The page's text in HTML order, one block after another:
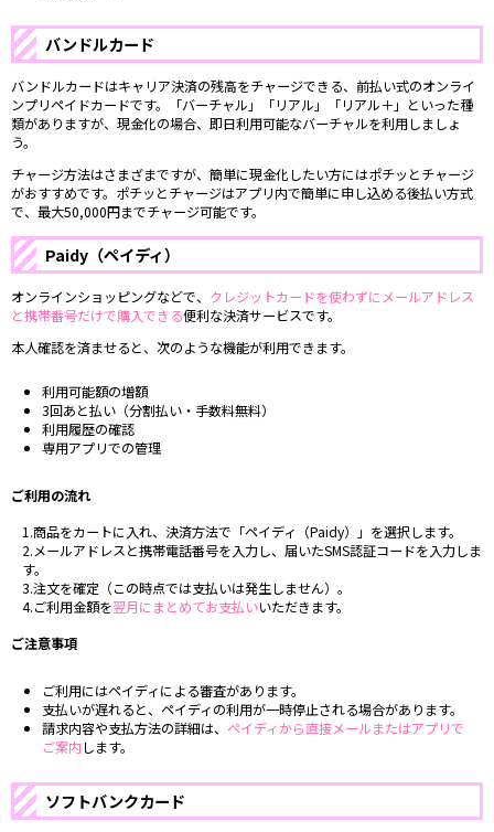
バンドルカード
バンドルカードはキャリア決済の残高をチャージできる、前払い式のオンライ
ンプリペイドカードです。「バーチャル」「リアル」「リアル＋」といった種
類がありますが、現金化の場合、即日利用可能なバーチャルを利用しましょ
う。
チャージ方法はさまざまですが、簡単に現金化したい方にはポチッとチャージ
がおすすめです。ポチッとチャージはアプリ内で簡単に申し込める後払い方式
で、最大50,000円までチャージ可能です。
Paidy（ペイディ）
オンラインショッピングなどで、 クレジットカードを使わずにメールアドレス
と携帯番号だけで購入できる便利な決済サービスです。
本人確認を済ませると、次のような機能が利用できます。
利用可能額の増額
3回あと払い（分割払い・手数料無料）
利用履歴の確認
専用アプリでの管理
ご利用の流れ
1.商品をカートに入れ、決済方法で「ペイディ（Paidy）」を選択します。
2.メールアドレスと携帯電話番号を入力し、届いたSMS認証コードを入力しま
す。
3.注文を確定（この時点では支払いは発生しません）。
4.ご利用金額を翌月にまとめてお支払いいただきます。
ご注意事項
ご利用にはペイディによる審査があります。
支払いが遅れると、ペイディの利用が一時停止される場合があります。
請求内容や支払方法の詳細は、 ペイディから直接メールまたはアプリで
ご案内 します。
ソフトバンクカード